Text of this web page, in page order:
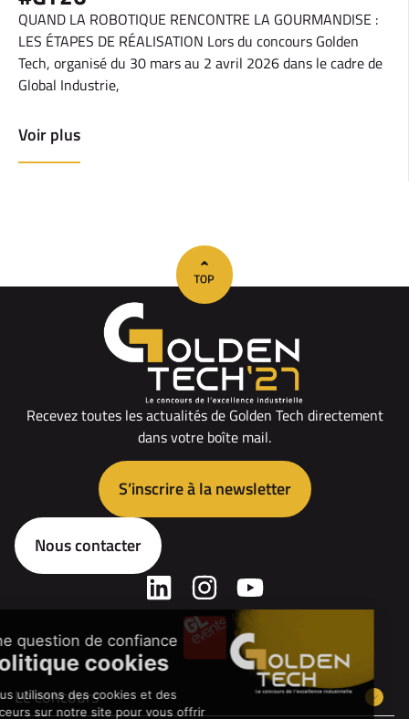
QUAND LA ROBOTIQUE RENCONTRE LA GOURMANDISE :
LES ÉTAPES DE RÉALISATION Lors du concours Golden
Tech, organisé du 30 mars au 2 avril 2026 dans le cadre de
Global Industrie,
Voir plus
Recevez toutes les actualités de Golden Tech directement
dans votre boîte mail.
S’inscrire à la newsletter
Nous contacter
Le concours